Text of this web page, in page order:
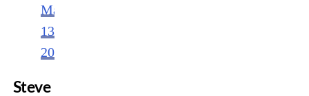
March
13,
2021
Steve